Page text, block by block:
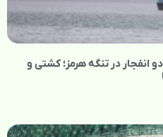
در تنگه هرمز؛ کشتی و